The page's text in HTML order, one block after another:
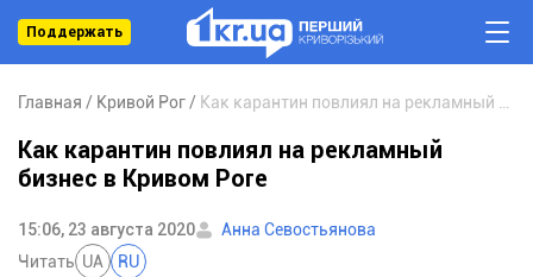
Поддержать
Главная Кривой Рог
Как карантин повлиял на рекламный
бизнес в Кривом Роге
15:06, 23 августа 2020
Анна Севостьянова
Читать UA RU